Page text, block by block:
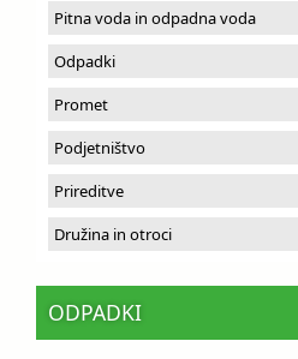
Pitna voda in odpadna voda
Odpadki
Promet
Podjetništvo
Prireditve
Družina in otroci
ODPADKI